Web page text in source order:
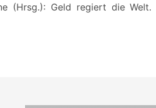
(Hrsg.): Geld regiert die Welt.